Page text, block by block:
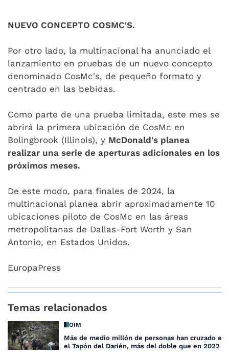
NUEVO CONCEPTO COSMC'S.
Por otro lado, la multinacional ha anunciado el
lanzamiento en pruebas de un nuevo concepto
denominado CosMc's, de pequeño formato y
centrado en las bebidas.
Como parte de una prueba limitada, este mes se
abrirá la primera ubicación de CosMc en
Bolingbrook (Illinois), y McDonald's planea
realizar una serie de aperturas adicionales en los
próximos meses.
De este modo, para finales de 2024, la
multinacional planea abrir aproximadamente 10
ubicaciones piloto de CosMc en las áreas
metropolitanas de Dallas-Fort Worth y San
Antonio, en Estados Unidos.
EuropaPress
Temas relacionados
OIM
Más de medio millón de personas han cruzado
el Tapón del Darién, más del doble que en 2022